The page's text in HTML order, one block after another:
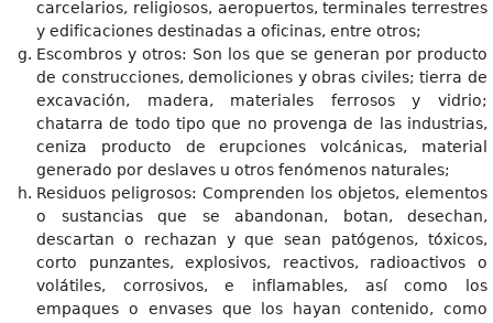
carcelarios, religiosos, aeropuertos, terminales terrestres
y edificaciones destinadas a oficinas, entre otros;
Escombros y otros: Son los que se generan por producto
de construcciones, demoliciones y obras civiles; tierra de
excavación, madera, materiales ferrosos y vidrio;
chatarra de todo tipo que no provenga de las industrias,
ceniza producto de erupciones volcánicas, material
generado por deslaves u otros fenómenos naturales;
Residuos peligrosos: Comprenden los objetos, elementos
o sustancias que se abandonan, botan, desechan,
descartan o rechazan y que sean patógenos, tóxicos,
corto punzantes, explosivos, reactivos, radioactivos o
volátiles, corrosivos, e inflamables, así como los
empaques o envases que los hayan contenido, como